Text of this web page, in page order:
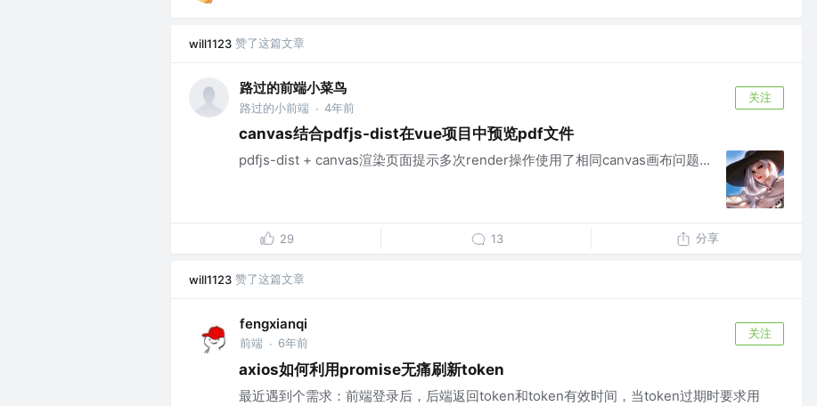
will1123 赞了这篇文章
路过的前端小菜鸟
路过的小前端 · 4年前
关注
canvas结合pdfjs-dist在vue项目中预览pdf文件
pdfjs-dist + canvas渲染页面提示多次render操作使用了相同canvas画布问题...
29 13 分享
will1123 赞了这篇文章
fengxianqi
前端 · 6年前
关注
axios如何利用promise无痛刷新token
最近遇到个需求：前端登录后，后端返回token和token有效时间，当token过期时要求用